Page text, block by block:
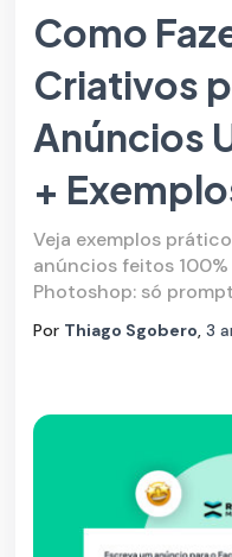
Como
Criativos
Anúncios
+
Veja exemplos
anúncios feitos 100%
Photoshop: só
Por Thiago Sgobero,3